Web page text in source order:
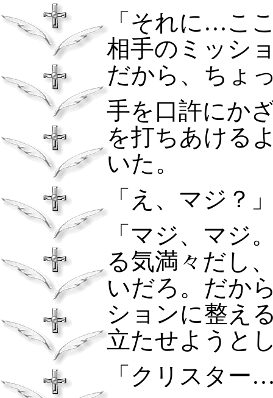
「それに…こ
相手のミッシ
だから、ちょ
手を口許にか
を打ちあける
いた。
「え、マジ？
「マジ、マジ
る気満々だし
いだろ。だか
ションに整え
立たせようと
「クリスター